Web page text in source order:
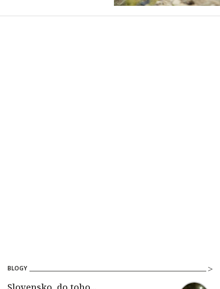
BLOGY